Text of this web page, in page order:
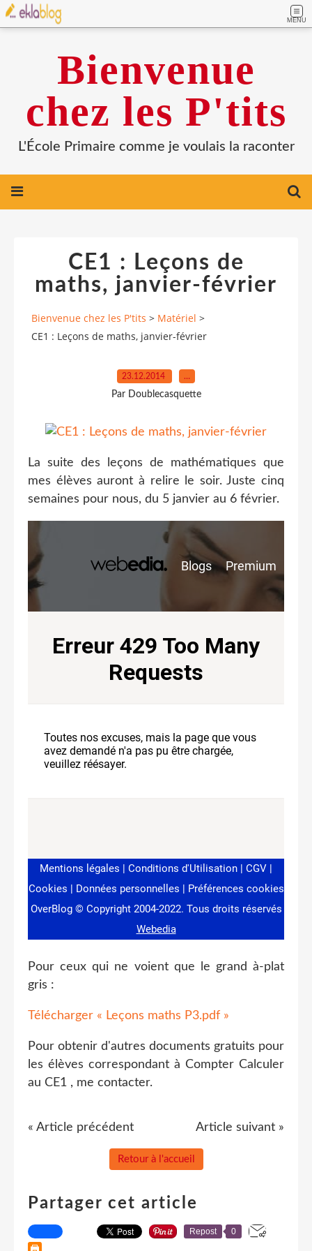
MENU
Bienvenue
chez les P'tits
L'École Primaire comme je voulais la raconter
CE1 : Leçons de
maths, janvier-février
Bienvenue chez les P'tits > Matériel >
CE1 : Leçons de maths, janvier-février
23.12.2014 …
Par Doublecasquette
La suite des leçons de mathématiques que
mes élèves auront à relire le soir. Juste cinq
semaines pour nous, du 5 janvier au 6 février.
Pour ceux qui ne voient que le grand à-plat
gris :
Télécharger « Leçons maths P3.pdf »
Pour obtenir d'autres documents gratuits pour
les élèves correspondant à Compter Calculer
au CE1 , me contacter.
« Article précédent Article suivant »
Retour à l'accueil
Partager cet article
Repost 0